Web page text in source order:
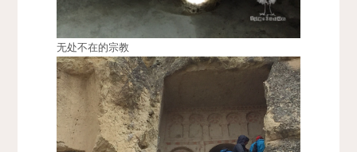
无处不在的宗教